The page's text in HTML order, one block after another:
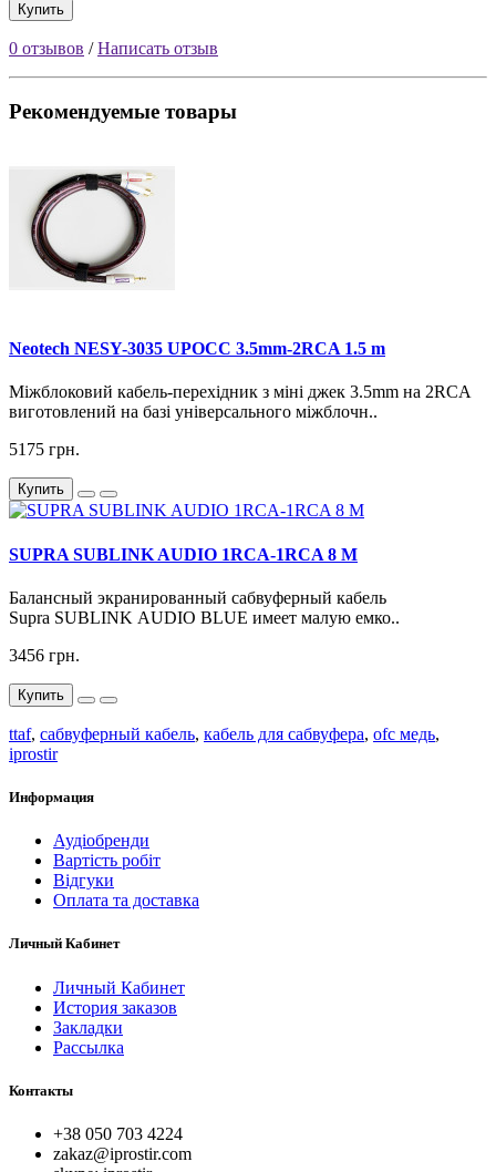
Купить
0 отзывов /Написать отзыв
Рекомендуемые товары
Neotech NESY-3035 UPOCC 3.5mm-2RCA 1.5 m
Міжблоковий кабель-перехідник з міні джек 3.5mm на 2RCA
виготовлений на базі універсального міжблочн..
5175 грн.
Купить
SUPRA SUBLINK AUDIO 1RCA-1RCA 8 M
Балансный экранированный сабвуферный кабель
Supra SUBLINK AUDIO BLUE имеет малую емко..
3456 грн.
Купить
ttaf, сабвуферный кабель, кабель для сабвуфера, ofc медь,
iprostir
Информация
Аудіобренди
Вартість робіт
Відгуки
Оплата та доставка
Личный Кабинет
Личный Кабинет
История заказов
Закладки
Рассылка
Контакты
+38 050 703 4224
zakaz@iprostir.com